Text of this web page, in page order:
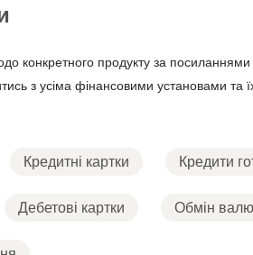
конкретного продукту за посиланнями
з усіма фінансовими установами та
Кредитні картки Кредити
Дебетові картки Обмін